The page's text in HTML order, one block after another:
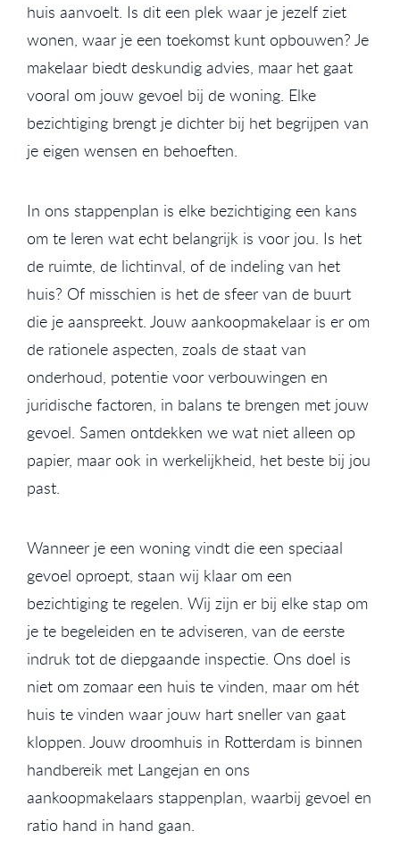
huis aanvoelt. Is dit een plek waar je jezelf ziet
wonen, waar je een toekomst kunt opbouwen? Je
makelaar biedt deskundig advies, maar het gaat
vooral om jouw gevoel bij de woning. Elke
bezichtiging brengt je dichter bij het begrijpen van
je eigen wensen en behoeften.
In ons stappenplan is elke bezichtiging een kans
om te leren wat echt belangrijk is voor jou. Is het
de ruimte, de lichtinval, of de indeling van het
huis? Of misschien is het de sfeer van de buurt
die je aanspreekt. Jouw aankoopmakelaar is er om
de rationele aspecten, zoals de staat van
onderhoud, potentie voor verbouwingen en
juridische factoren, in balans te brengen met jouw
gevoel. Samen ontdekken we wat niet alleen op
papier, maar ook in werkelijkheid, het beste bij jou
past.
Wanneer je een woning vindt die een speciaal
gevoel oproept, staan wij klaar om een
bezichtiging te regelen. Wij zijn er bij elke stap om
je te begeleiden en te adviseren, van de eerste
indruk tot de diepgaande inspectie. Ons doel is
niet om zomaar een huis te vinden, maar om hét
huis te vinden waar jouw hart sneller van gaat
kloppen. Jouw droomhuis in Rotterdam is binnen
handbereik met Langejan en ons
aankoopmakelaars stappenplan, waarbij gevoel en
ratio hand in hand gaan.